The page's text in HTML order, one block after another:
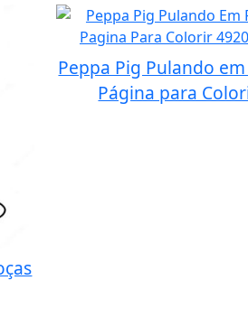
Peppa Pig Pulando
Página para